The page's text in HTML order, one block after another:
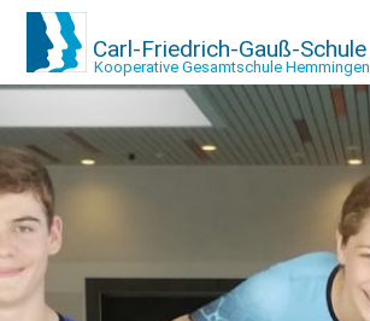
Carl-Friedrich-Gauß-Schule
Kooperative Gesamtschule Hemmingen